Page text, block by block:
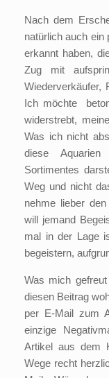
Nach dem
natürlich auch ein
erkannt haben,
Zug mit
Wiederverkäufer,
Ich möchte
widerstrebt,
Was ich nicht
diese
Sortimentes
Weg und nicht
nehme lieber
will jemand
mal in der Lage
begeistern,
Was mich
diesen Beitrag
per E-Mail zum
einzige
Artikel aus dem
Wege recht